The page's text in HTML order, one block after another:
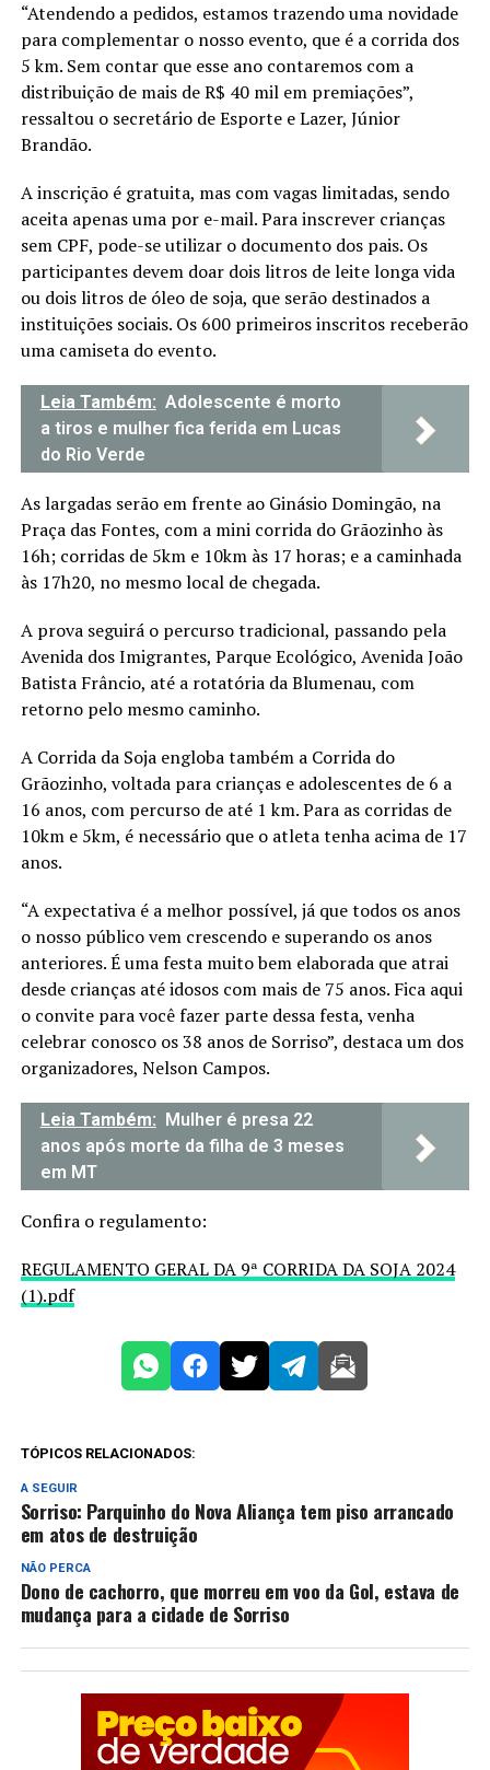
“Atendendo a pedidos, estamos trazendo uma novidade
para complementar o nosso evento, que é a corrida dos
5 km. Sem contar que esse ano contaremos com a
distribuição de mais de R$ 40 mil em premiações”,
ressaltou o secretário de Esporte e Lazer, Júnior
Brandão.
A inscrição é gratuita, mas com vagas limitadas, sendo
aceita apenas uma por e-mail. Para inscrever crianças
sem CPF, pode-se utilizar o documento dos pais. Os
participantes devem doar dois litros de leite longa vida
ou dois litros de óleo de soja, que serão destinados a
instituições sociais. Os 600 primeiros inscritos receberão
uma camiseta do evento.
Leia Também: Adolescente é morto
a tiros e mulher fica ferida em Lucas
do Rio Verde
As largadas serão em frente ao Ginásio Domingão, na
Praça das Fontes, com a mini corrida do Grãozinho às
16h; corridas de 5km e 10km às 17 horas; e a caminhada
às 17h20, no mesmo local de chegada.
A prova seguirá o percurso tradicional, passando pela
Avenida dos Imigrantes, Parque Ecológico, Avenida João
Batista Frâncio, até a rotatória da Blumenau, com
retorno pelo mesmo caminho.
A Corrida da Soja engloba também a Corrida do
Grãozinho, voltada para crianças e adolescentes de 6 a
16 anos, com percurso de até 1 km. Para as corridas de
10km e 5km, é necessário que o atleta tenha acima de 17
anos.
“A expectativa é a melhor possível, já que todos os anos
o nosso público vem crescendo e superando os anos
anteriores. É uma festa muito bem elaborada que atrai
desde crianças até idosos com mais de 75 anos. Fica aqui
o convite para você fazer parte dessa festa, venha
celebrar conosco os 38 anos de Sorriso”, destaca um dos
organizadores, Nelson Campos.
Leia Também: Mulher é presa 22
anos após morte da filha de 3 meses
em MT
Confira o regulamento:
REGULAMENTO GERAL DA 9ª CORRIDA DA SOJA 2024
(1).pdf
TÓPICOS RELACIONADOS:
A SEGUIR
Sorriso: Parquinho do Nova Aliança tem piso arrancado
em atos de destruição
NÃO PERCA
Dono de cachorro, que morreu em voo da Gol, estava de
mudança para a cidade de Sorriso